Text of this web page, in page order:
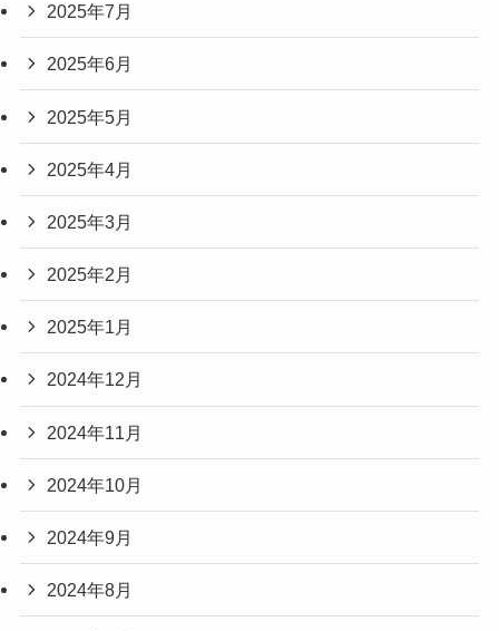
2025年7月
2025年6月
2025年5月
2025年4月
2025年3月
2025年2月
2025年1月
2024年12月
2024年11月
2024年10月
2024年9月
2024年8月